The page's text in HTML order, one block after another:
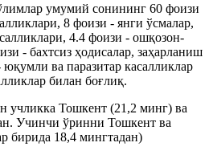
умумий сонининг 60 фоизи
8 фоизи - янги ўсмалар,
4.4 фоизи - ошқозон-
- бахтсиз ҳодисалар, заҳарланиш
ва паразитар касалликлар
билан боғлиқ.
учликка Тошкент (21,2 минг) ва
Учинчи ўринни Тошкент ва
бирида 18,4 мингтадан)